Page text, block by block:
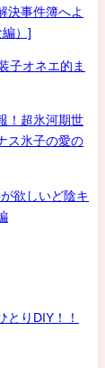
決事件簿へよ
）]
オネエ的ま
！超氷河期世
ス氷子の愛の
欲しいど陰キ
とりDIY！！